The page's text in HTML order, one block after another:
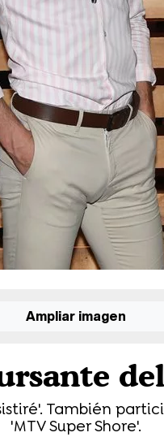
Ampliar imagen
También
'MTV Super Shore'.